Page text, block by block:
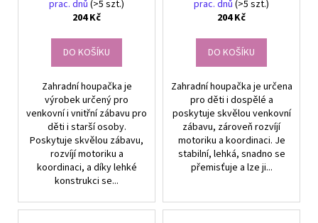
prac. dnů (>5 szt.)
204 Kč
DO KOŠÍKU
Zahradní houpačka je
výrobek určený pro
venkovní i vnitřní zábavu pro
děti i starší osoby.
Poskytuje skvělou zábavu,
rozvíjí motoriku a
koordinaci, a díky lehké
konstrukci se...
prac. dnů (>5 szt.)
204 Kč
DO KOŠÍKU
Zahradní houpačka je určena
pro děti i dospělé a
poskytuje skvělou venkovní
zábavu, zároveň rozvíjí
motoriku a koordinaci. Je
stabilní, lehká, snadno se
přemisťuje a lze ji...